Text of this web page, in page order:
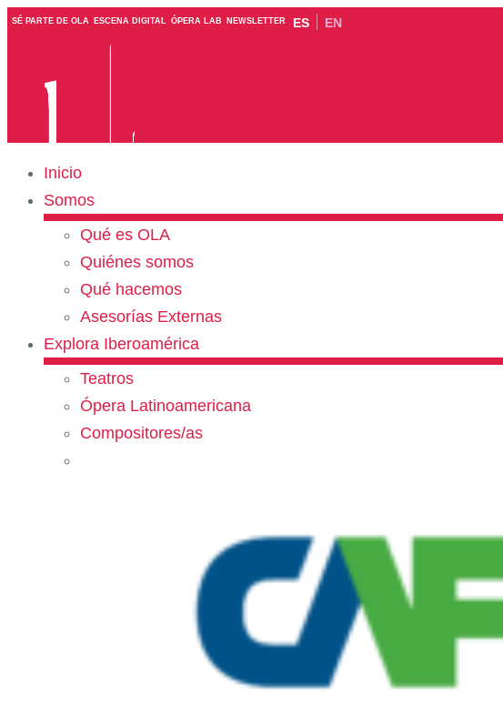
SÉ PARTE DE OLA ESCENA DIGITAL ÓPERA LAB NEWSLETTER ES EN
Inicio
Somos
Qué es OLA
Quiénes somos
Qué hacemos
Asesorías Externas
Explora Iberoamérica
Teatros
Ópera Latinoamericana
Compositores/as